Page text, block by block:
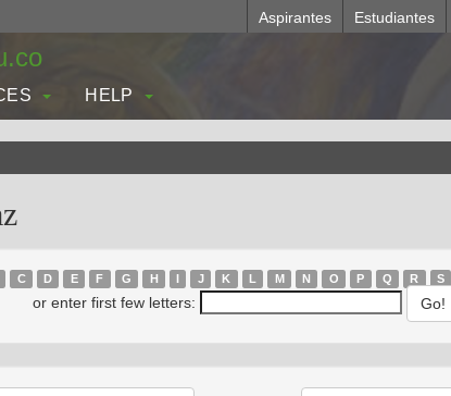
Aspirantes Estudiantes
HELP
C D E F G H I J K L M N O P Q R S
or enter first few letters: